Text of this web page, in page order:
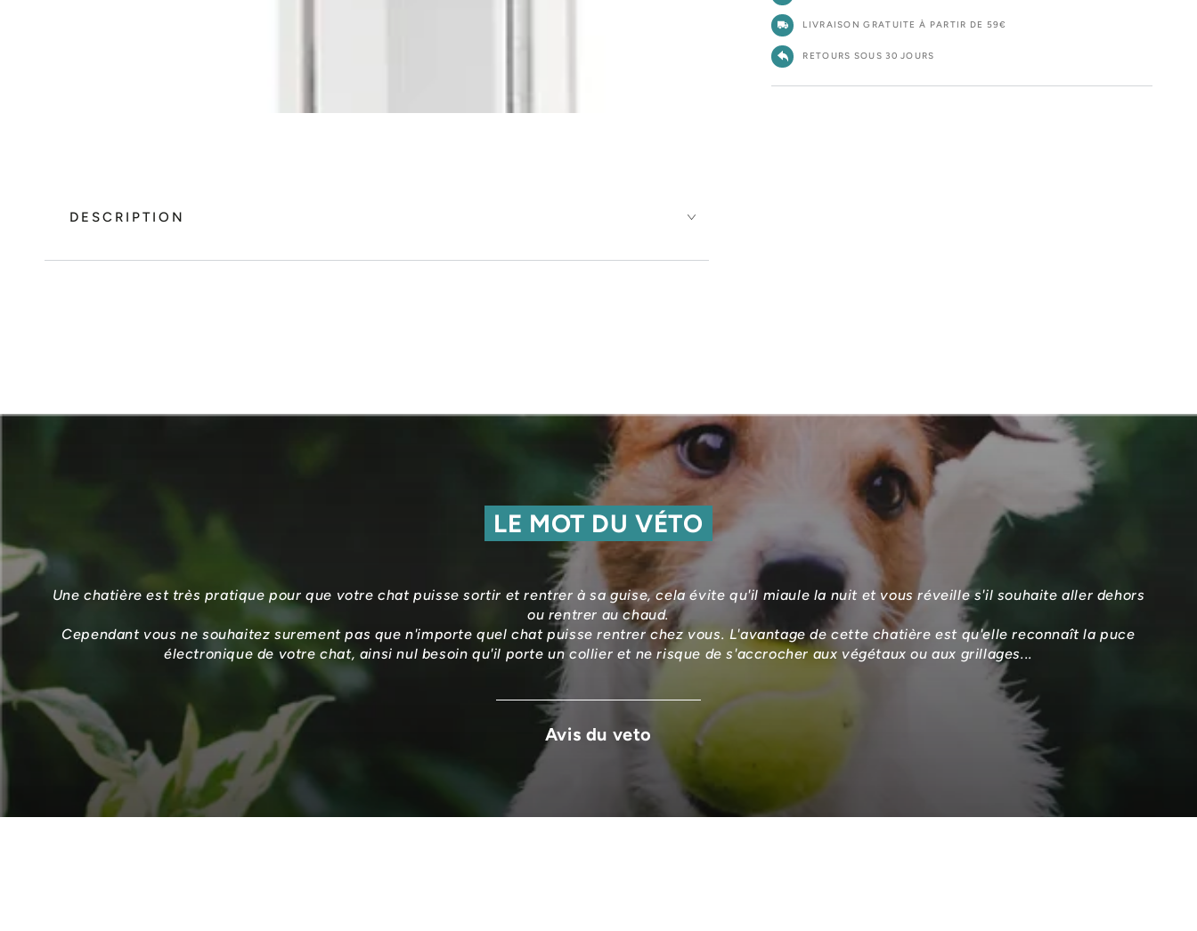
LIVRAISON GRATUITE À PARTIR DE 59€
RETOURS SOUS 30 JOURS
DESCRIPTION
LE MOT DU VÉTO
Une chatière est très pratique pour que votre chat puisse sortir et rentrer à sa guise, cela évite qu'il miaule la nuit et vous réveille s'il souhaite aller dehors
ou rentrer au chaud.
Cependant vous ne souhaitez surement pas que n'importe quel chat puisse rentrer chez vous. L'avantage de cette chatière est qu'elle reconnaît la puce
électronique de votre chat, ainsi nul besoin qu'il porte un collier et ne risque de s'accrocher aux végétaux ou aux grillages...
Avis du veto